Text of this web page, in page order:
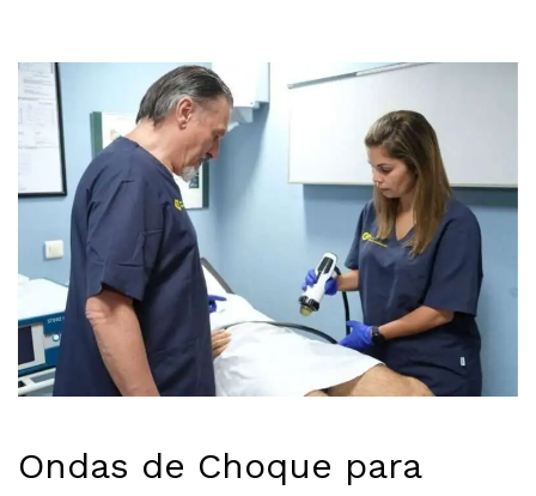
Ondas de Choque para